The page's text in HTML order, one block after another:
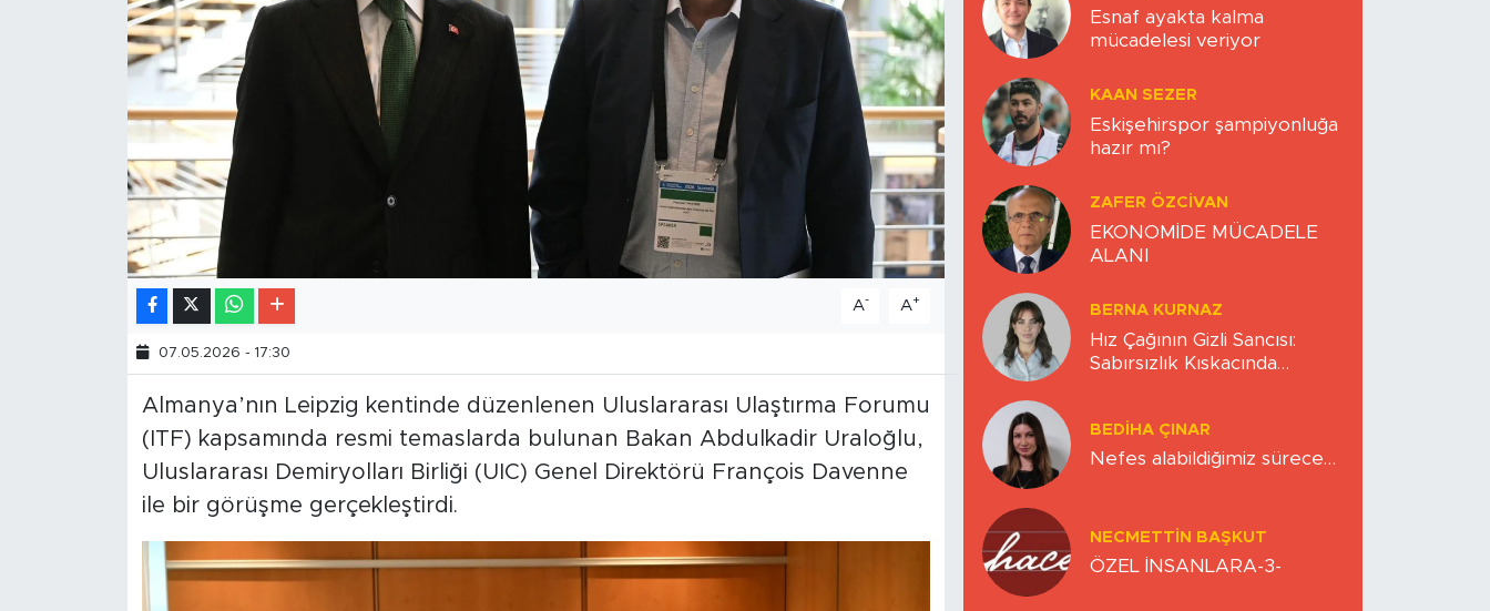
A- A+
07.05.2026 - 17:30
Almanya’nın Leipzig kentinde düzenlenen Uluslararası Ulaştırma Forumu
(ITF) kapsamında resmi temaslarda bulunan Bakan Abdulkadir Uraloğlu,
Uluslararası Demiryolları Birliği (UIC) Genel Direktörü François Davenne
ile bir görüşme gerçekleştirdi.
Esnaf ayakta kalma
mücadelesi veriyor
KAAN SEZER
Eskişehirspor şampiyonluğa
hazır mı?
ZAFER ÖZCIVAN
EKONOMİDE MÜCADELE
ALANI
BERNA KURNAZ
Hız Çağının Gizli Sancısı:
Sabırsızlık Kıskacında
BEDIHA ÇINAR
Nefes alabildiğimiz sürece…
NECMETTIN BAŞKUT
ÖZEL İNSANLARA-3-